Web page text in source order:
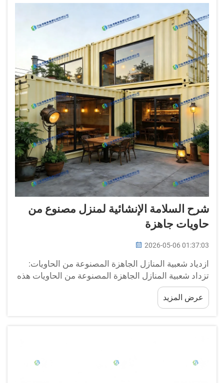
شرح السلامة الإنشائية لمنزل مصنوع من
حاويات جاهزة
2026-05-06 01:37:03
ازدياد شعبية المنازل الجاهزة المصنوعة من الحاويات:
تزداد شعبية المنازل الجاهزة المصنوعة من الحاويات هذه
الأيام. وهي مصنوعة من حاويات شحن عالية الجودة
ومتينة جدًّا. ويختارها الناس لأنها تُبنى بسرعة كبيرة ولها
استخدامات عديدة جدًّا، مثل المكاتب، ...
عرض المزيد